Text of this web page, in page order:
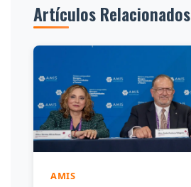
Artículos Relacionados
AMIS